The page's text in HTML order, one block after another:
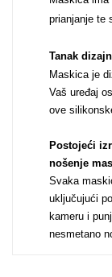
prianjanje te
Tanak
Maskica je
Vaš uređaj
ove
Postojeći
nošenje
Svaka
uključujući
kameru i
nesmetano